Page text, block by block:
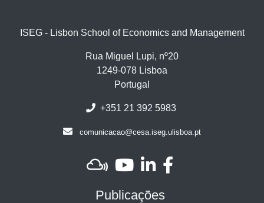
ISEG - Lisbon School of Economics and Management
Rua Miguel Lupi, nº20
1249-078 Lisboa
Portugal
+351 21 392 5983
comunicacao@cesa.iseg.ulisboa.pt
Publicações